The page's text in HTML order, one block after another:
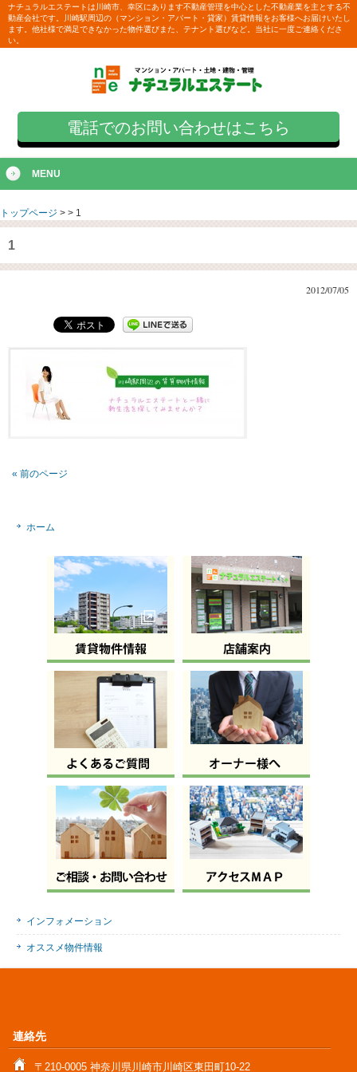
ナチュラルエステートは川崎市、幸区にあります不動産管理を中心とした不動産業を主とする不
動産会社です。川崎駅周辺の（マンション・アパート・貸家）賃貸情報をお客様へお届けいたし
ます。他社様で満足できなかった物件選びまた、テナント選びなど。当社に一度ご連絡くださ
い。
電話でのお問い合わせはこちら
MENU
トップページ > > 1
1
2012/07/05
« 前のページ
ホーム
インフォメーション
オススメ物件情報
連絡先
〒210-0005 神奈川県川崎市川崎区東田町10-22